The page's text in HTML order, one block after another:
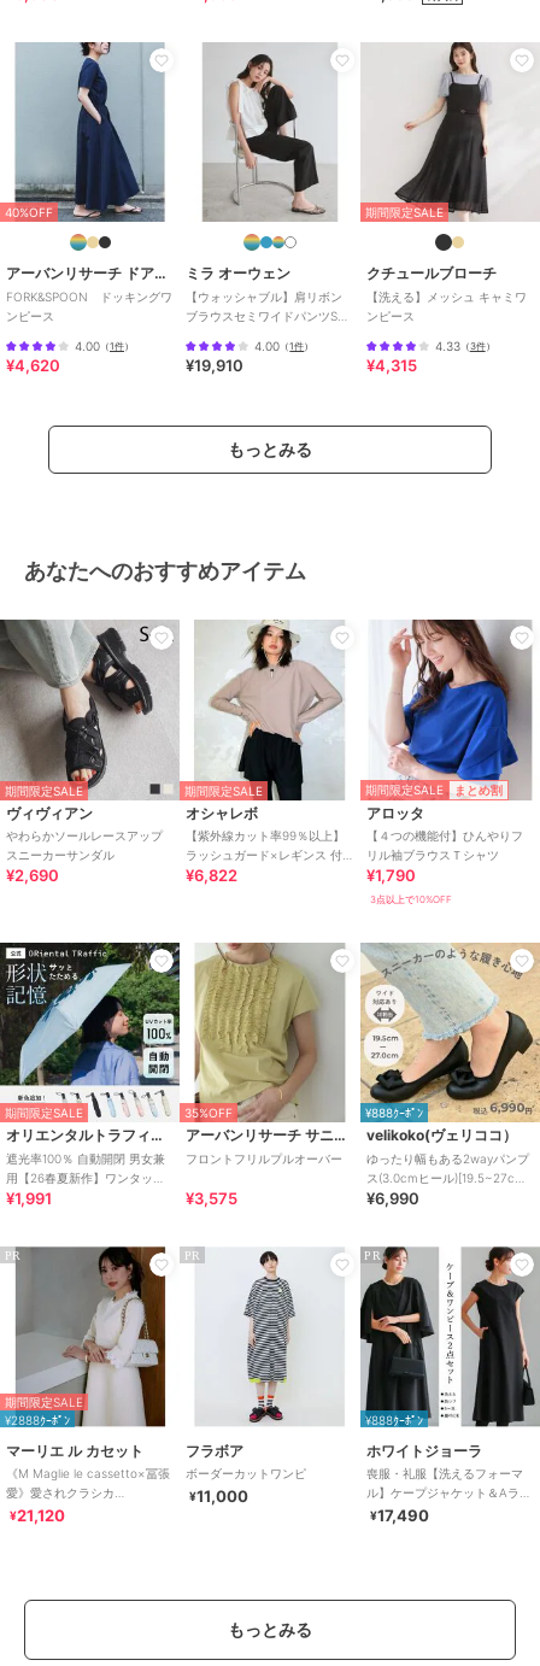
リジェイ＆スプル
【らむちゃんコラボ】デ
ニムシャツワンピース
¥7,689
33%OFF
リジェイ＆スプル
【WEB限定】花柄フリル
袖ドッキングワンピース
4,389
リジェイ＆スプル
【WEB限定】花柄ボウタ
13,090
40%OFF
アーバンリサーチ ドアーズ
FORK&SPOON ドッキングワ
ンピース
4.00 （1件）
¥4,620
ミラ オーウェン
【ウォッシャブル】肩リボン
ブラウスセミワイドパンツSET
4.00 （1件）
¥19,910
期間限定SALE
クチュールブローチ
【洗える】メッシュ キャミワ
ンピース
4.33（3件）
¥4,315
もっとみる
あなたへのおすすめアイテム
期間限定SALE
ヴィヴィアン
やわらかソールレースアップ
スニーカーサンダル
¥2,690
期間限定SALE
オシャレボ
【紫外線カット率99％以上】
ラッシュガード×レギンス 付
き タンキニ
¥6,822
期間限定SALE まとめ割
アロッタ
【４つの機能付】ひんやりフ
リル袖ブラウスＴシャツ
¥1,790
3点以上で10%OFF
期間限定SALE
オリエンタルトラフィック
遮光率100％ 自動開閉 男女兼
用【26春夏新作】ワンタッチ
晴雨兼用 折りたたみ傘 /G-
¥1,991
35%OFF
アーバンリサーチ サニーレーベル
フロントフリルプルオーバー
¥3,575
¥888ｸｰﾎﾟﾝ
velikoko(ヴェリココ）
ゆったり幅もある2wayパンプ
ス(3.0cmヒール)[19.5~27cm]
ラクチンきれいシューズ
¥6,990
PR
期間限定SALE
¥2888ｸｰﾎﾟﾝ
マーリエ ル カセット
《M Maglie le cassetto×冨張
愛》愛されクラシカ
ル“Lace”ニットワンピース｜
¥21,120
PR
フラボア
ボーダーカットワンピ
¥11,000
PR
¥888ｸｰﾎﾟﾝ
ホワイトジョーラ
喪服・礼服【洗えるフォーマ
ル】ケープジャケット＆Aライ
ンワンピース2点セット
¥17,490
もっとみる